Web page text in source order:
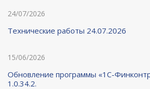
24/07/2026
Технические работы 24.07.2026
15/06/2026
Обновление программы «1С-
1.0.34.2.